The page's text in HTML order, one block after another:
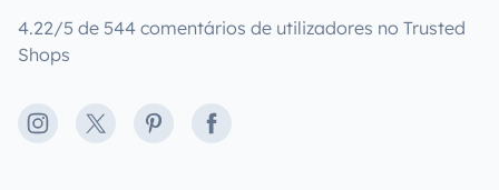
4.22/5 de 544 comentários de utilizadores no Trusted
Shops
Instagram
X PinterestFacebook